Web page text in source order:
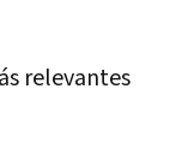
relevantes